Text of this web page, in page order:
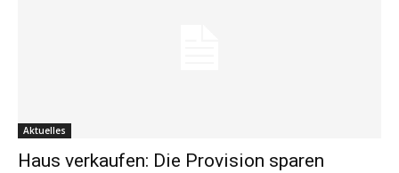
Aktuelles
Haus verkaufen: Die Provision sparen